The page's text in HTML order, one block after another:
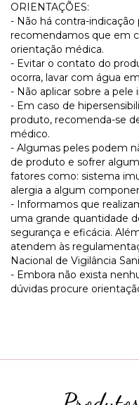
ORIENTAÇÕES:
- Não há contra-
recomendamos que em
orientação médica.
- Evitar o contato do
ocorra, lavar com água
- Não aplicar sobre a pele
- Em caso de
produto, recomenda-se
médico.
- Algumas peles podem
de produto e sofrer
fatores como: sistema
alergia a algum
- Informamos que
uma grande quantidade
segurança e eficácia.
atendem às
Nacional de Vigilância
- Embora não exista
dúvidas procure